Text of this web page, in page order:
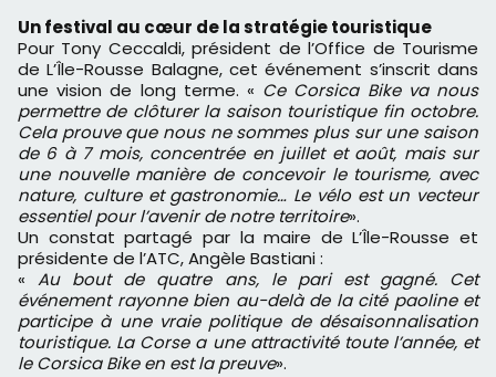
Un festival au cœur de la stratégie touristique
Pour Tony Ceccaldi, président de l’Office de Tourisme
de L’Île-Rousse Balagne, cet événement s’inscrit dans
une vision de long terme. « Ce Corsica Bike va nous
permettre de clôturer la saison touristique fin octobre.
Cela prouve que nous ne sommes plus sur une saison
de 6 à 7 mois, concentrée en juillet et août, mais sur
une nouvelle manière de concevoir le tourisme, avec
nature, culture et gastronomie… Le vélo est un vecteur
essentiel pour l’avenir de notre territoire».
Un constat partagé par la maire de L’Île-Rousse et
présidente de l’ATC, Angèle Bastiani :
«Au bout de quatre ans, le pari est gagné. Cet
événement rayonne bien au-delà de la cité paoline et
participe à une vraie politique de désaisonnalisation
touristique. La Corse a une attractivité toute l’année, et
le Corsica Bike en est la preuve».